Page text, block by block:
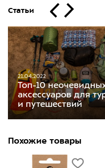
Статьи
21.04.2022
Топ-10
аксессуаров для
и путешествий
Похожие товары